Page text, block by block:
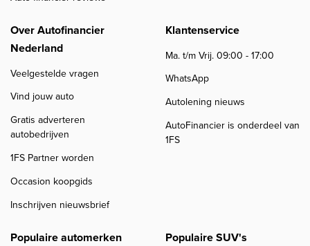
Over Autofinancier
Nederland
Veelgestelde vragen
Vind jouw auto
Gratis adverteren
autobedrijven
1FS Partner worden
Occasion koopgids
Inschrijven nieuwsbrief
Klantenservice
Ma. t/m Vrij. 09:00 - 17:00
WhatsApp
Autolening nieuws
AutoFinancier is onderdeel van
1FS
Populaire automerken Populaire SUV's